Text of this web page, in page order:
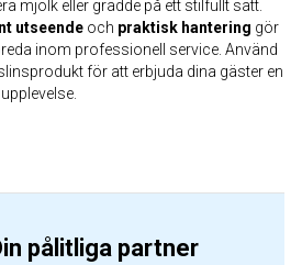
mjölk eller grädde på ett stilfullt sätt.
utseende och praktisk hantering gör
inom professionell service. Använd
för att erbjuda dina gäster en
pålitliga partner